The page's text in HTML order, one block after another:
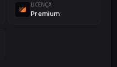
LICENÇA
Premium